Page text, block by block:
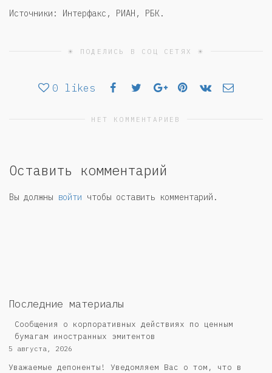
Источники: Интерфакс, РИАН, РБК.
☀ ПОДЕЛИСЬ В СОЦ СЕТЯХ ☀
0 likes
НЕТ КОММЕНТАРИЕВ
Оставить комментарий
Вы должны войти чтобы оставить комментарий.
Последние материалы
Сообщения о корпоративных действиях по ценным
бумагам иностранных эмитентов
5 августа, 2026
Уважаемые депоненты! Уведомляем Вас о том, что в